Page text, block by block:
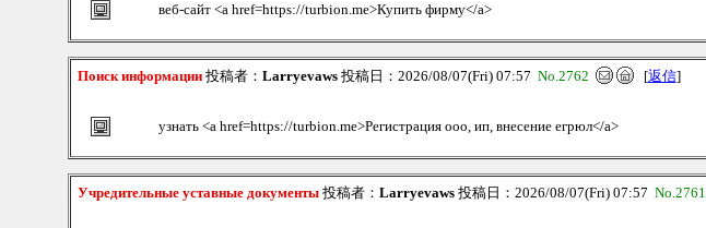
веб-сайт <a href=https://turbion.me>Купить фирму</a>
Поиск информации投稿者： Larryevaws投稿日：2026/08/07(Fri) 07:57 No.2762 [返信]
узнать <a href=https://turbion.me>Регистрация ооо, ип, внесение егрюл</a>
Учредительные уставные документы投稿者： Larryevaws投稿日：2026/08/07(Fri) 07:57 No.2761